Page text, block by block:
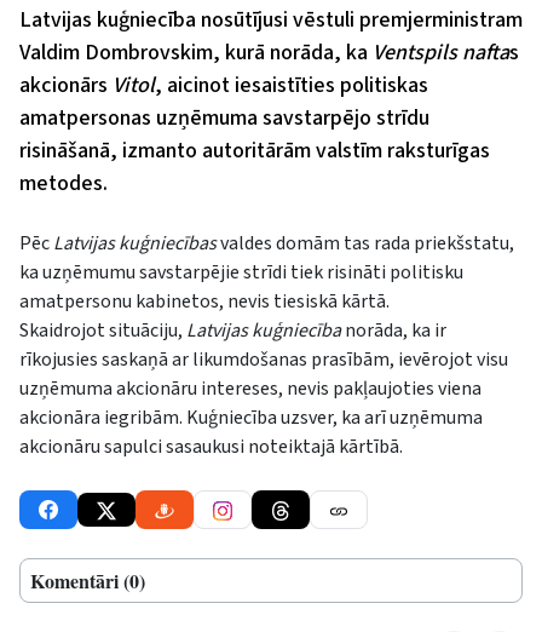
Latvijas kuģniecība nosūtījusi vēstuli premjerministram
Valdim Dombrovskim, kurā norāda, ka Ventspils naftas
akcionārs Vitol, aicinot iesaistīties politiskas
amatpersonas uzņēmuma savstarpējo strīdu
risināšanā, izmanto autoritārām valstīm raksturīgas
metodes.
PēcLatvijas kuģniecībasvaldes domām tas rada priekšstatu,
ka uzņēmumu savstarpējie strīdi tiek risināti politisku
amatpersonu kabinetos, nevis tiesiskā kārtā.
Skaidrojot situāciju, Latvijaskuģniecībanorāda, ka ir
rīkojusies saskaņā ar likumdošanas prasībām, ievērojot visu
uzņēmuma akcionāru intereses, nevis pakļaujoties viena
akcionāra iegribām. Kuģniecība uzsver, ka arī uzņēmuma
akcionāru sapulci sasaukusi noteiktajā kārtībā.
Komentāri (0)